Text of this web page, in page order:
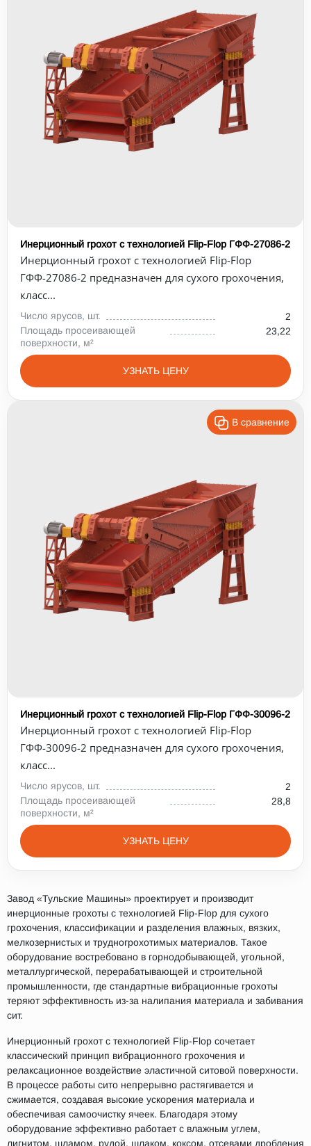
Инерционный грохот с технологией Flip-Flop ГФФ-27086-2
Инерционный грохот с технологией Flip-Flop
ГФФ-27086-2 предназначен для сухого грохочения,
класс...
Число ярусов, шт.
2
Площадь просеивающей
поверхности, м²
23,22
УЗНАТЬ ЦЕНУ
В сравнение
Инерционный грохот с технологией Flip-Flop ГФФ-30096-2
Инерционный грохот с технологией Flip-Flop
ГФФ-30096-2 предназначен для сухого грохочения,
класс...
Число ярусов, шт.
2
Площадь просеивающей
поверхности, м²
28,8
УЗНАТЬ ЦЕНУ
Завод «Тульские Машины» проектирует и производит
инерционные грохоты с технологией Flip-Flop для сухого
грохочения, классификации и разделения влажных, вязких,
мелкозернистых и трудногрохотимых материалов. Такое
оборудование востребовано в горнодобывающей, угольной,
металлургической, перерабатывающей и строительной
промышленности, где стандартные вибрационные грохоты
теряют эффективность из-за налипания материала и забивания
сит.
Инерционный грохот с технологией Flip-Flop сочетает
классический принцип вибрационного грохочения и
релаксационное воздействие эластичной ситовой поверхности.
В процессе работы сито непрерывно растягивается и
сжимается, создавая высокие ускорения материала и
обеспечивая самоочистку ячеек. Благодаря этому
оборудование эффективно работает с влажным углем,
лигнитом, шламом, рудой, шлаком, коксом, отсевами дробления